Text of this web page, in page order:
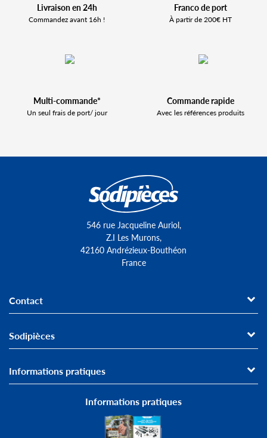
Livraison en 24h
Commandez avant 16h !
Franco de port
À partir de 200€ HT
Multi-commande*
Un seul frais de port/ jour
Commande rapide
Avec les références produits
546 rue Jacqueline Auriol,
Z.I Les Murons,
42160 Andrézieux-Bouthéon
France
Contact
Sodipièces
Informations pratiques
Informations pratiques